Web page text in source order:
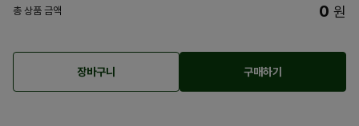
총 상품 금액 0 원
장바구니 구매하기